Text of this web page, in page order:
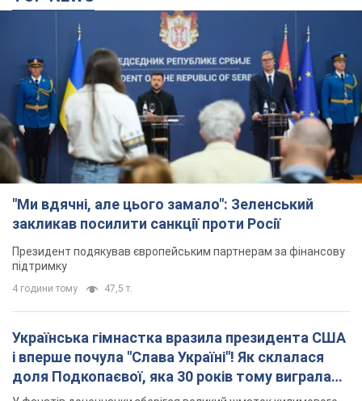
"Ми вдячні, але цього замало": Зеленський
закликав посилити санкції проти Росії
Президент подякував європейським партнерам за фінансову
підтримку
4 години тому 47,5 т.
Українська гімнастка вразила президента США
і вперше почула "Слава Україні"! Як склалася
доля Подкопаєвої, яка 30 років тому виграла
покриття з надписом "Атланта-1996"
внаслідок удару РФ по Київщині загинула
директорка київського ліцею, її чоловік та онук